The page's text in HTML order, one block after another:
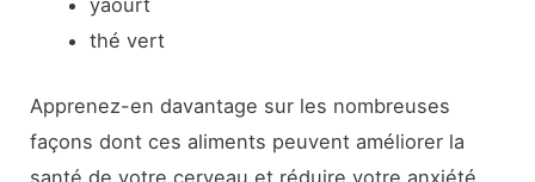
yaourt
thé vert
Apprenez-en davantage sur les nombreuses
façons dont ces aliments peuvent améliorer la
santé de votre cerveau et réduire votre anxiété.